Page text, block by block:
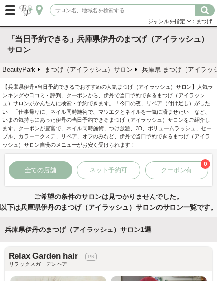
ジャンルを指定 ：まつげ
「当日予約できる」兵庫県伊丹のまつげ（アイラッシュ）
サロン
BeautyPark まつげ（アイラッシュ）サロン 兵庫県 まつげ（アイラッ
【兵庫県伊丹×当日予約できるでおすすめの人気まつげ（アイラッシュ）サロン】人気ラ
ンキングや口コミ・評判、クーポンから、伊丹で当日予約できるまつげ（アイラッシ
ュ）サロンがかんたんに検索・予約できます。「今日の夜、リペア（付け足し）がした
い」「仕事帰りに、ネイル同時施術で、マツエクとネイルを一気に済ませたい」など、
いまの気持ちにあった伊丹の当日予約できるまつげ（アイラッシュ）サロンをご紹介し
ます。クーポンが豊富で、ネイル同時施術、つけ放題、3D、ボリュームラッシュ、セー
ブル、カラーエクステ、リペア、オフのみなど、伊丹で当日予約できるまつげ（アイラ
ッシュ）サロン自慢のメニューがお安く受けられます！
全ての店舗 ネット予約可 クーポン有
0
ご希望の条件のサロンは見つかりませんでした。
以下は兵庫県伊丹のまつげ（アイラッシュ）サロンのサロン一覧です。
兵庫県伊丹のまつげ（アイラッシュ）サロン1選
Relax Garden hair
リラックスガーデンヘア